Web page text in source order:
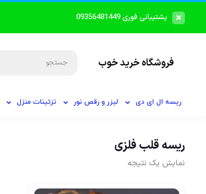
پشتیبانی فوری 09356481449
فروشگاه خرید خوب
ریسه ال ای دی لیزر و رقص نور تزئینات منزل
ریسه قلب فلزی
نمایش یک نتیجه